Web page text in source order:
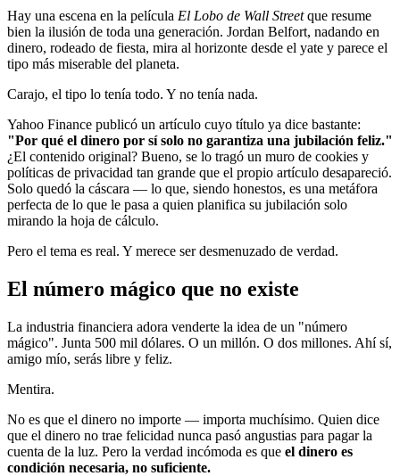
Hay una escena en la película El Lobo de Wall Streetque resume
bien la ilusión de toda una generación. Jordan Belfort, nadando en
dinero, rodeado de fiesta, mira al horizonte desde el yate y parece el
tipo más miserable del planeta.
Carajo, el tipo lo tenía todo. Y no tenía nada.
Yahoo Finance publicó un artículo cuyo título ya dice bastante:
"Por qué el dinero por sí solo no garantiza una jubilación feliz."
¿El contenido original? Bueno, se lo tragó un muro de cookies y
políticas de privacidad tan grande que el propio artículo desapareció.
Solo quedó la cáscara — lo que, siendo honestos, es una metáfora
perfecta de lo que le pasa a quien planifica su jubilación solo
mirando la hoja de cálculo.
Pero el tema es real. Y merece ser desmenuzado de verdad.
El número mágico que no existe
La industria financiera adora venderte la idea de un "número
mágico". Junta 500 mil dólares. O un millón. O dos millones. Ahí sí,
amigo mío, serás libre y feliz.
Mentira.
No es que el dinero no importe — importa muchísimo. Quien dice
que el dinero no trae felicidad nunca pasó angustias para pagar la
cuenta de la luz. Pero la verdad incómoda es que el dinero es
condición necesaria, no suficiente.